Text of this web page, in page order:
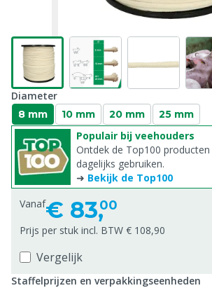
Diameter
8 mm 10 mm 20 mm 25 mm
Populair bij veehouders
Ontdek de Top100
dagelijks gebruiken.
➜ Bekijk de Top100
Vanaf€ 83,00
Prijs per stuk incl. BTW € 108,90
Vergelijk
Staffelprijzen en verpakkingseenheden